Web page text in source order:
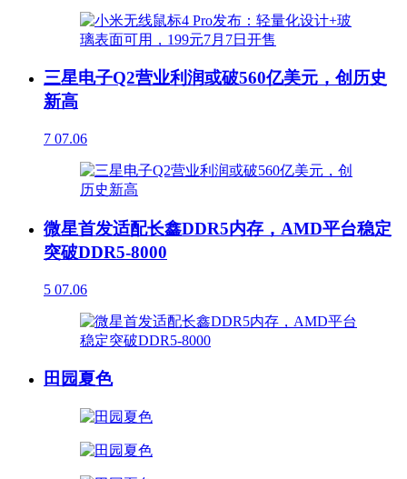
三星电子Q2营业利润或破560亿美元，创历史
新高
7 07.06
微星首发适配长鑫DDR5内存，AMD平台稳定
突破DDR5-8000
5 07.06
田园夏色